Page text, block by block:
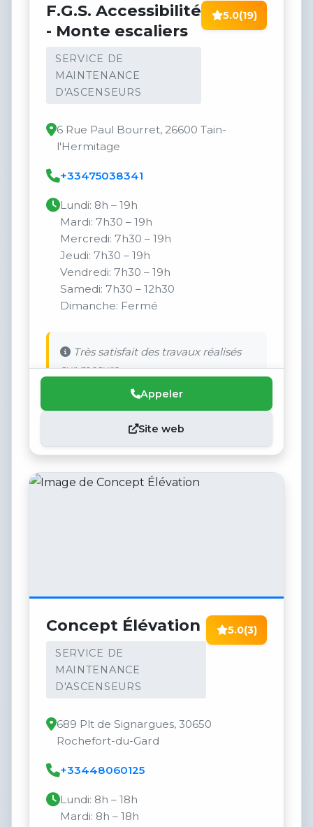
F.G.S. Accessibilité
- Monte escaliers
SERVICE DE
MAINTENANCE
D'ASCENSEURS
5.0(19)
6 Rue Paul Bourret, 26600 Tain-
l'Hermitage
+33475038341
Lundi: 8h – 19h
Mardi: 7h30 – 19h
Mercredi: 7h30 – 19h
Jeudi: 7h30 – 19h
Vendredi: 7h30 – 19h
Samedi: 7h30 – 12h30
Dimanche: Fermé
Très satisfait des travaux réalisés
sur mesure.
Appeler
Site web
Concept Élévation
SERVICE DE
MAINTENANCE
D'ASCENSEURS
5.0(3)
689 Plt de Signargues, 30650
Rochefort-du-Gard
+33448060125
Lundi: 8h – 18h
Mardi: 8h – 18h